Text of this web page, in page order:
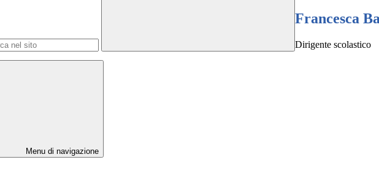
Francesca
Dirigente scolastico
Menu di navigazione